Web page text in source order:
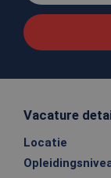
Vacature
Locatie